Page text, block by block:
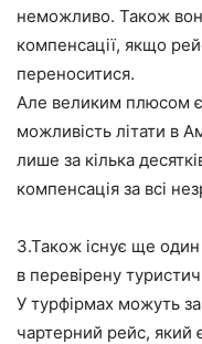
неможливо. Також
компенсації, якщо
переноситися.
Але великим плюсом є
можливість літати в
лише за кілька
компенсація за всі
3.Також існує ще один
в перевірену
У турфірмах можуть
чартерний рейс, який